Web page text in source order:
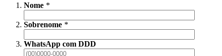
Nome *
Sobrenome *
WhatsApp com DDD